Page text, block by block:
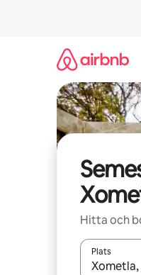
Hitta och
Plats
När